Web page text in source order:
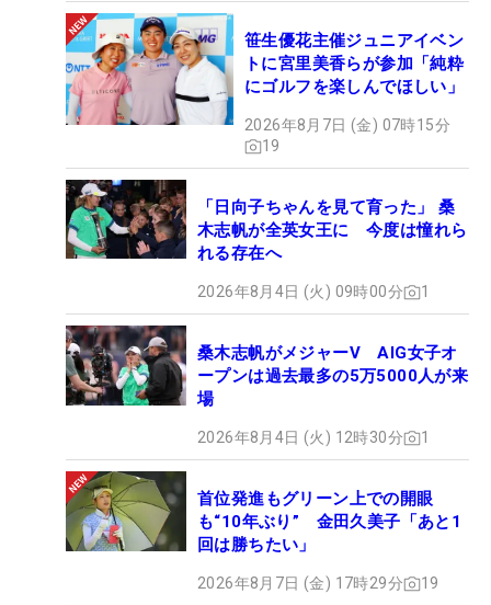
笹生優花主催ジュニアイベン
トに宮里美香らが参加「純粋
にゴルフを楽しんでほしい」
2026年8月7日 (金) 07時15分
19
「日向子ちゃんを見て育った」 桑
木志帆が全英女王に 今度は憧れら
れる存在へ
2026年8月4日 (火) 09時00分 1
桑木志帆がメジャーV AIG女子オ
ープンは過去最多の5万5000人が来
場
2026年8月4日 (火) 12時30分 1
首位発進もグリーン上での開眼
も“10年ぶり” 金田久美子「あと1
回は勝ちたい」
2026年8月7日 (金) 17時29分 19